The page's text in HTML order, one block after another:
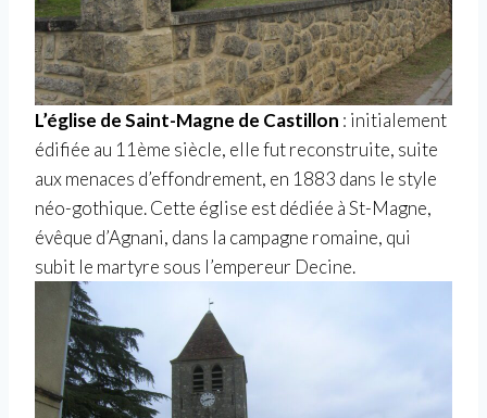
L’église de Saint-Magne de Castillon : initialement
édifiée au 11ème siècle, elle fut reconstruite, suite
aux menaces d’effondrement, en 1883 dans le style
néo-gothique. Cette église est dédiée à St-Magne,
évêque d’Agnani, dans la campagne romaine, qui
subit le martyre sous l’empereur Decine.